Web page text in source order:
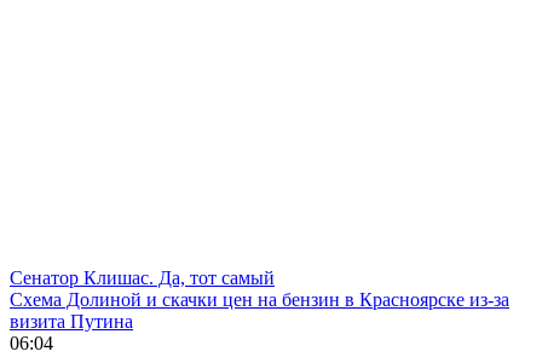
Сенатор Клишас. Да, тот самый
Схема Долиной и скачки цен на бензин в Красноярске из-за
визита Путина
06:04